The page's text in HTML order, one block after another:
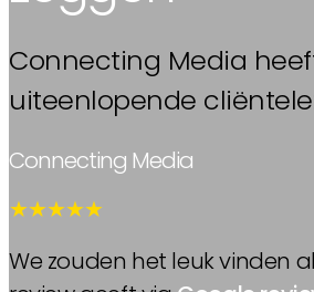
Connecting Media
uiteenlopende
Connecting Media
★★★★★
We zouden het leuk vinden